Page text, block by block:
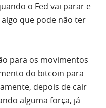
o Fed vai parar e
que pode não ter
para os movimentos
do bitcoin para
depois de cair
alguma força, já